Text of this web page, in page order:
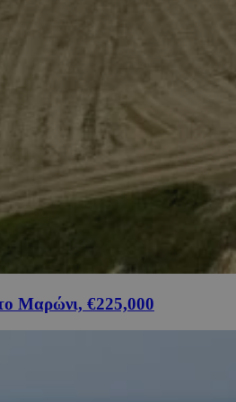
Μαρώνι, €225,000